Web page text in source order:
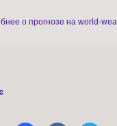
о прогнозе на world-